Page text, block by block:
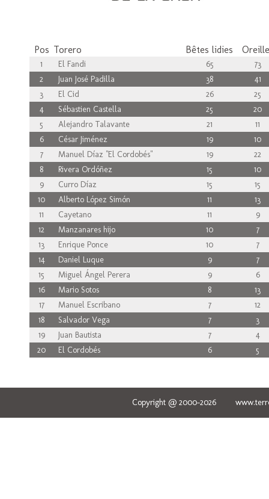
Pos Torero Bêtes lidies
1 El Fandi 65
73
2
Juan José Padilla 38
41
3
El Cid 26
25
4
Sébastien Castella 25
20
5
Alejandro Talavante 21
11
6
César Jiménez 19
10
7
Manuel Díaz "El Cordobés" 19
22
8
Rivera Ordóñez 15
10
9
Curro Díaz 15
15
10
Alberto López Simón 11
13
11
Cayetano 11
9
12
Manzanares hijo 10
7
13
Enrique Ponce 10
7
14
Daniel Luque 9
7
15
Miguel Ángel Perera 9
6
16
Mario Sotos 8
13
17
Manuel Escribano 7
12
18
Salvador Vega 7
3
19
Juan Bautista 7
4
20
El Cordobés 6 5
Copyright @ 2000-2026